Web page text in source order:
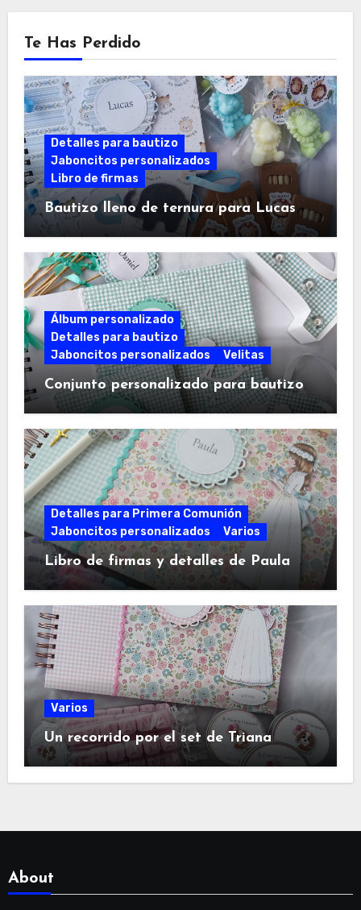
Te Has Perdido
Detalles para bautizo
Jaboncitos personalizados
Libro de firmas
Bautizo lleno de ternura para Lucas
Álbum personalizado
Detalles para bautizo
Jaboncitos personalizados
Velitas
Conjunto personalizado para bautizo
Detalles para Primera Comunión
Jaboncitos personalizados
Varios
Libro de firmas y detalles de Paula
Varios
Un recorrido por el set de Triana
About